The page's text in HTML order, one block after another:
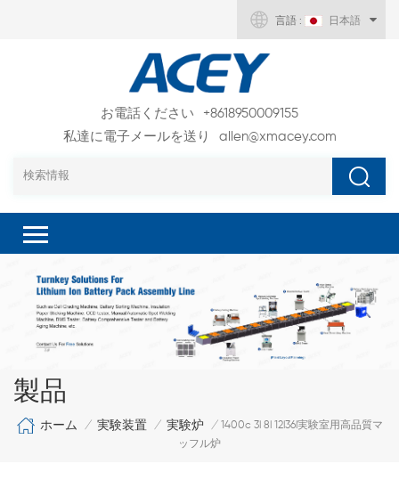
言語 : 日本語
お電話ください
+8618950009155
私達に電子メールを送り
allen@xmacey.com
製品
ホーム / 実験装置 / 実験炉 / 1400c 3l 8l 12l36l実験室用高品質マ
ッフル炉